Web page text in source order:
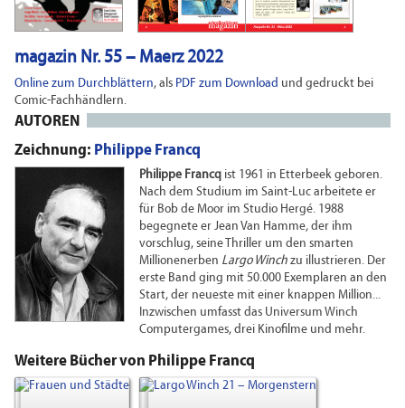
magazin Nr. 55 – Maerz 2022
Online zum Durchblättern, als PDF zum Download und gedruckt bei
Comic-Fachhändlern.
AUTOREN
Zeichnung: Philippe Francq
Philippe Francq ist 1961 in Etterbeek geboren.
Nach dem Studium im Saint-Luc arbeitete er
für Bob de Moor im Studio Hergé. 1988
begegnete er Jean Van Hamme, der ihm
vorschlug, seine Thriller um den smarten
Millionenerben Largo Winch zu illustrieren. Der
erste Band ging mit 50.000 Exemplaren an den
Start, der neueste mit einer knappen Million...
Inzwischen umfasst das Universum Winch
Computergames, drei Kinofilme und mehr.
Weitere Bücher von Philippe Francq